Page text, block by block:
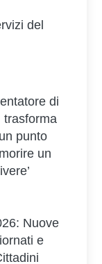
del
di
trasforma
punto
un
Nuove
e